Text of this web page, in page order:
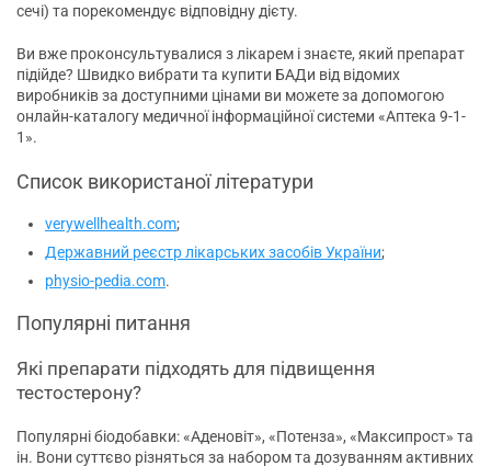
сечі) та порекомендує відповідну дієту.
Ви вже проконсультувалися з лікарем і знаєте, який препарат
підійде? Швидко вибрати та купити БАДи від відомих
виробників за доступними цінами ви можете за допомогою
онлайн-каталогу медичної інформаційної системи «Аптека 9-1-
1».
Список використаної літератури
verywellhealth.com;
Державний реєстр лікарських засобів України;
physio-pedia.com.
Популярні питання
Які препарати підходять для підвищення
тестостерону?
Популярні біодобавки: «Аденовіт», «Потенза», «Максипрост» та
ін. Вони суттєво різняться за набором та дозуванням активних